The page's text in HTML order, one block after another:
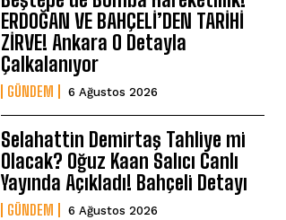
ERDOĞAN VE BAHÇELİ’DEN TARİHİ
ZİRVE! Ankara O Detayla
Çalkalanıyor
GÜNDEM 6 Ağustos 2026
Selahattin Demirtaş Tahliye mi
Olacak? Oğuz Kaan Salıcı Canlı
Yayında Açıkladı! Bahçeli Detayı
GÜNDEM 6 Ağustos 2026